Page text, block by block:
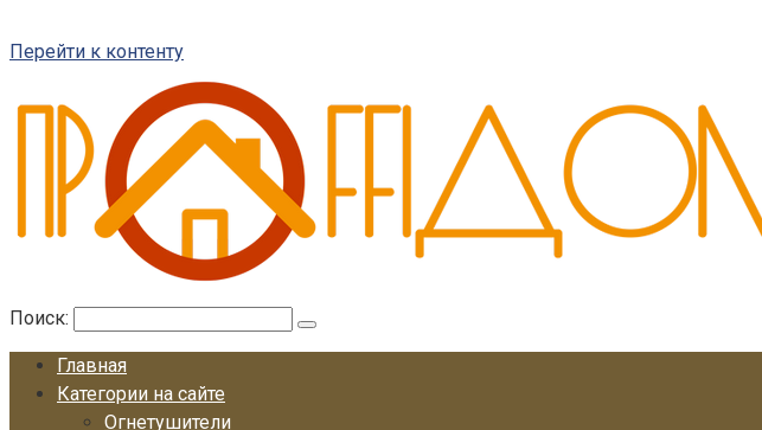
Перейти к контенту
Поиск:
Главная
Категории на сайте
Огнетушители